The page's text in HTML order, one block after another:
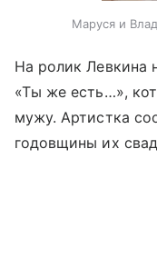
Маруся и
На ролик Левкина
«Ты же есть…»,
мужу. Артистка
годовщины их